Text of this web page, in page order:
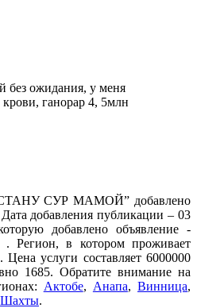
без ожидания, у меня
крови, ганорар 4, 5млн
СУР МАМОЙ” добавлено
добавления публикации – 03
добавлено объявление -
. Регион, в котором проживает
услуги составляет 6000000
1685. Обратите внимание на
Актобе, Анапа,Винница,
Шахты.